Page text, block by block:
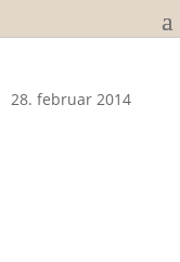
28. februar 2014